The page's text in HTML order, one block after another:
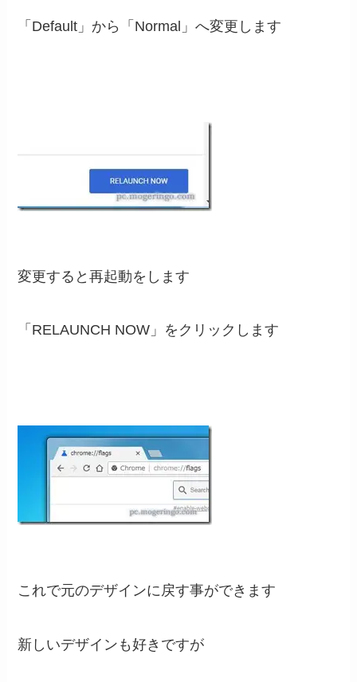
「Default」から「Normal」へ変更します
変更すると再起動をします
「RELAUNCH NOW」をクリックします
これで元のデザインに戻す事ができます
新しいデザインも好きですが